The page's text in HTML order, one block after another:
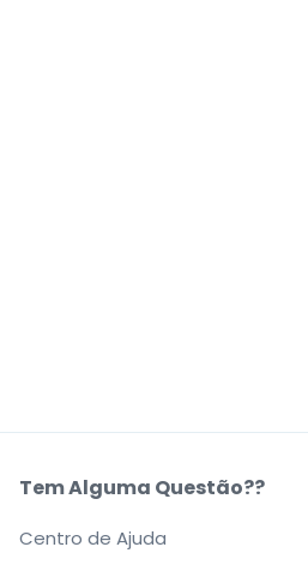
Tem Alguma Questão??
Centro de Ajuda